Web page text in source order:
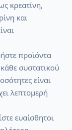
κρεατίνη,
και
προϊόντα
συστατικού
είναι
λεπτομερή
ευαίσθητοι